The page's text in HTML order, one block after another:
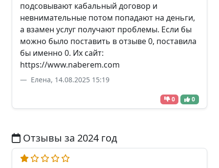
подсовывают кабальный договор и
невнимательные потом попадают на деньги,
а взамен услуг получают проблемы. Если бы
можно было поставить в отзыве 0, поставила
бы именно 0. Их сайт:
https://www.naberem.com
Елена, 14.08.2025 15:19
0 0
Отзывы за 2024 год